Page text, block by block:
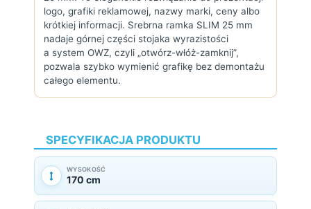
logo, grafiki reklamowej, nazwy marki, ceny albo
krótkiej informacji. Srebrna ramka SLIM 25 mm
nadaje górnej części stojaka wyrazistości
a system OWZ, czyli „otwórz-włóż-zamknij”,
pozwala szybko wymienić grafikę bez demontażu
całego elementu.
SPECYFIKACJA PRODUKTU
WYSOKOŚĆ
170 cm